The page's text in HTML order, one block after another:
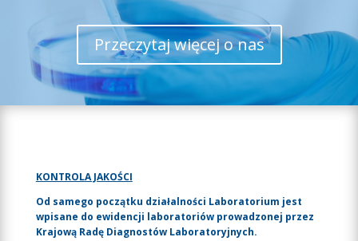
Przeczytaj więcej o nas
KONTROLA JAKOŚCI
Od samego początku działalności Laboratorium jest
wpisane do ewidencji laboratoriów prowadzonej przez
Krajową Radę Diagnostów Laboratoryjnych.